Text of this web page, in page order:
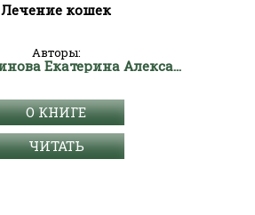
Лечение кошек
Авторы:
Константинова Екатерина Александровна
О КНИГЕ
ЧИТАТЬ